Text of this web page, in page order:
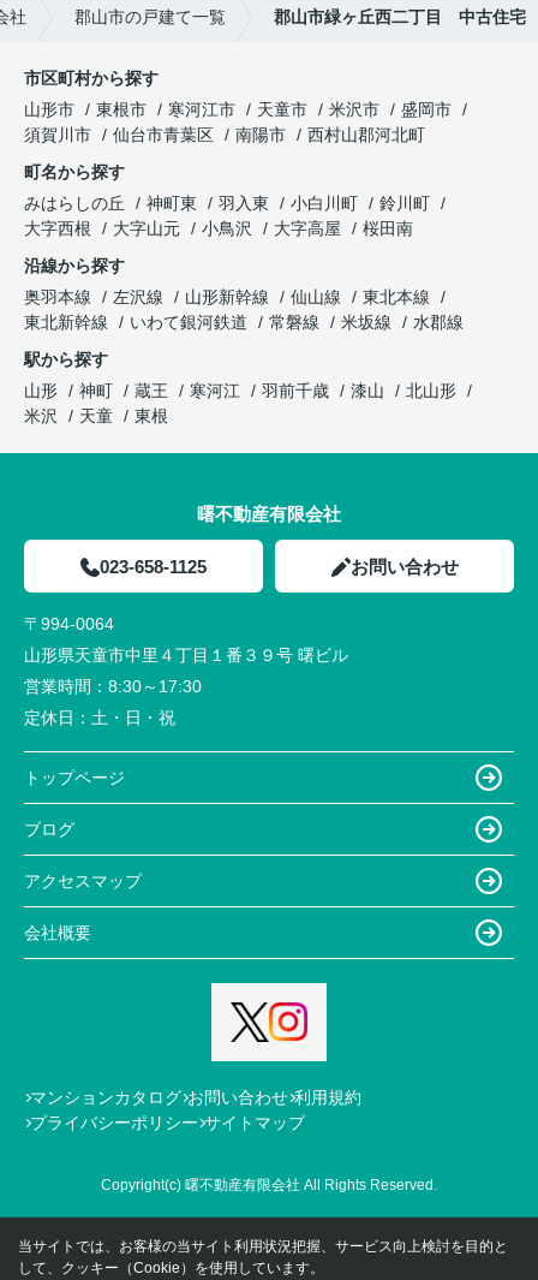
社 郡山市の戸建て一覧 郡山市緑ヶ丘西二丁目 中古住宅
市区町村から探す
山形市
東根市 寒河江市 天童市 米沢市
盛岡市
須賀川市
仙台市青葉区 南陽市
西村山郡河北町
町名から探す
みはらしの丘
神町東 羽入東 小白川町
鈴川町
大字西根
大字山元 小鳥沢 大字高屋
桜田南
沿線から探す
奥羽本線
左沢線 山形新幹線 仙山線
東北本線
東北新幹線
いわて銀河鉄道 常磐線 米坂線
水郡線
駅から探す
山形
神町 蔵王 寒河江 羽前千歳 漆山
北山形
米沢
天童 東根
曙不動産有限会社
023-658-1125 お問い合わせ
〒994-0064
山形県天童市中里４丁目１番３９号 曙ビル
営業時間： 8:30～17:30
定休日： 土・日・祝
トップページ
ブログ
アクセスマップ
会社概要
マンションカタログ お問い合わせ 利用規約
プライバシーポリシー サイトマップ
Copyright(c) 曙不動産有限会社 All Rights Reserved.
当サイトでは、お客様の当サイト利用状況把握、サービス向上検討を目的と
して、クッキー（Cookie）を使用しています。